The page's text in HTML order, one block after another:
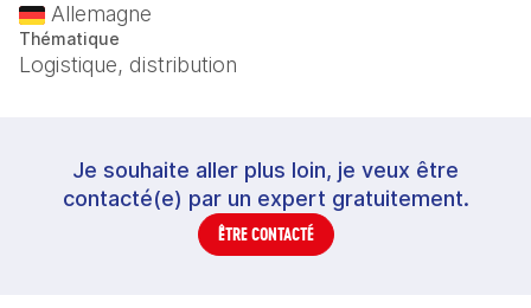
Allemagne
Thématique
Logistique, distribution
Je souhaite aller plus loin, je veux être
contacté(e) par un expert gratuitement.
ÊTRE CONTACTÉ